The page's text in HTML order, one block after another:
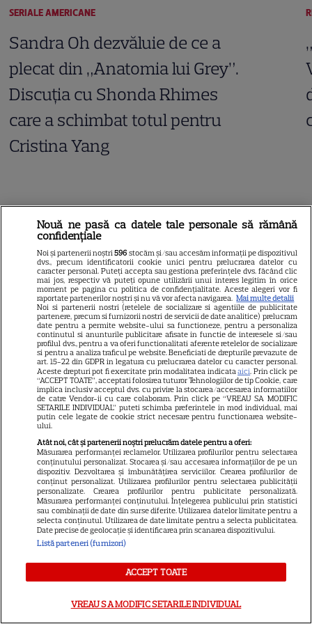
SERIALE AMERICANE
Sandra Oh dezvăluie de ce a
plecat din „Anatomia lui Grey”.
Discuția cu Shonda Rhimes
care a schimbat totul pentru
Cristina Yang
ARTICOLE PARTENERI
Horoscop Urania | Previziuni
astrologice pentru perioada 1 –
7 august 2026. Venus va intra
în zodia Balanței
Ulei de perilla – ce este și ce
beneficii are
Cum poate fi consumat
ghimbirul
Nouă ne pasă ca datele tale personale să rămână
confidențiale
Noi și partenerii noștri596 stocăm și/sau accesăm informații pe dispozitivul
dvs., precum identificatorii cookie unici pentru prelucrarea datelor cu
caracter personal. Puteți accepta sau gestiona preferințele dvs. făcând clic
mai jos, respectiv vă puteți opune utilizării unui interes legitim în orice
moment pe pagina cu politica de confidențialitate. Aceste alegeri vor fi
raportate partenerilor noștri și nu vă vor afecta navigarea. Mai multe detalii
Noi si partenerii nostri (retelele de socializare si agentiile de publicitate
partenere, precum si furnizorii nostri de servicii de date analitice) prelucram
date pentru a permite website-ului sa functioneze, pentru a personaliza
continutul si anunturile publicitare afisate in functie de interesele si/sau
profilul dvs., pentru a va oferi functionalitati aferente retelelor de socializare
si pentru a analiza traficul pe website. Beneficiati de drepturile prevazute de
art. 15-22 din GDPR in legatura cu prelucrarea datelor cu caracter personal.
Aceste drepturi pot fi exercitate prin modalitatea indicataaici. Prin click pe
“ACCEPT TOATE”, acceptati folosirea tuturor Tehnologiilor de tip Cookie, care
implica inclusiv acceptul dvs. cu privire la stocarea/accesarea informatiilor
de catre Vendor-ii cu care colaboram. Prin click pe “VREAU SA MODIFIC
SETARILE INDIVIDUAL” puteti schimba preferintele in mod individual, mai
putin cele legate de cookie strict necesare pentru functionarea website-
ului.
Atât noi, cât și partenerii noștri prelucrăm datele pentru a oferi:
Măsurarea performanței reclamelor. Utilizarea profilurilor pentru selectarea
conținutului personalizat. Stocarea și/sau accesarea informațiilor de pe un
dispozitiv. Dezvoltarea și îmbunătățirea serviciilor. Crearea profilurilor de
conținut personalizat. Utilizarea profilurilor pentru selectarea publicității
personalizate. Crearea profilurilor pentru publicitate personalizată.
Măsurarea performanței conținutului. Înțelegerea publicului prin statistici
sau combinații de date din surse diferite. Utilizarea datelor limitate pentru a
selecta conținutul. Utilizarea de date limitate pentru a selecta publicitatea.
Date precise de geolocație și identificarea prin scanarea dispozitivului.
Listă parteneri (furnizori)
ACCEPT TOATE
VREAU SA MODIFIC SETARILE INDIVIDUAL